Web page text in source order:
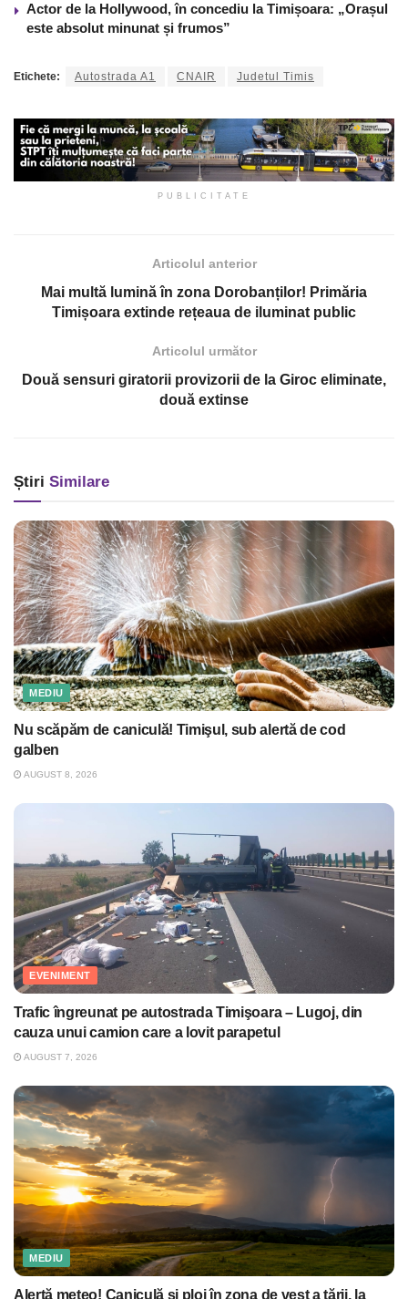
Actor de la Hollywood, în concediu la Timișoara: „Orașul
este absolut minunat și frumos”
Etichete: Autostrada A1 CNAIR Judetul Timis
PUBLICITATE
Articolul anterior
Mai multă lumină în zona Dorobanților! Primăria
Timișoara extinde rețeaua de iluminat public
Articolul următor
Două sensuri giratorii provizorii de la Giroc eliminate,
două extinse
Știri Similare
MEDIU
Nu scăpăm de caniculă! Timişul, sub alertă de cod
galben
AUGUST 8, 2026
EVENIMENT
Trafic îngreunat pe autostrada Timişoara – Lugoj, din
cauza unui camion care a lovit parapetul
AUGUST 7, 2026
MEDIU
Alertă meteo! Caniculă şi ploi în zona de vest a ţării, la